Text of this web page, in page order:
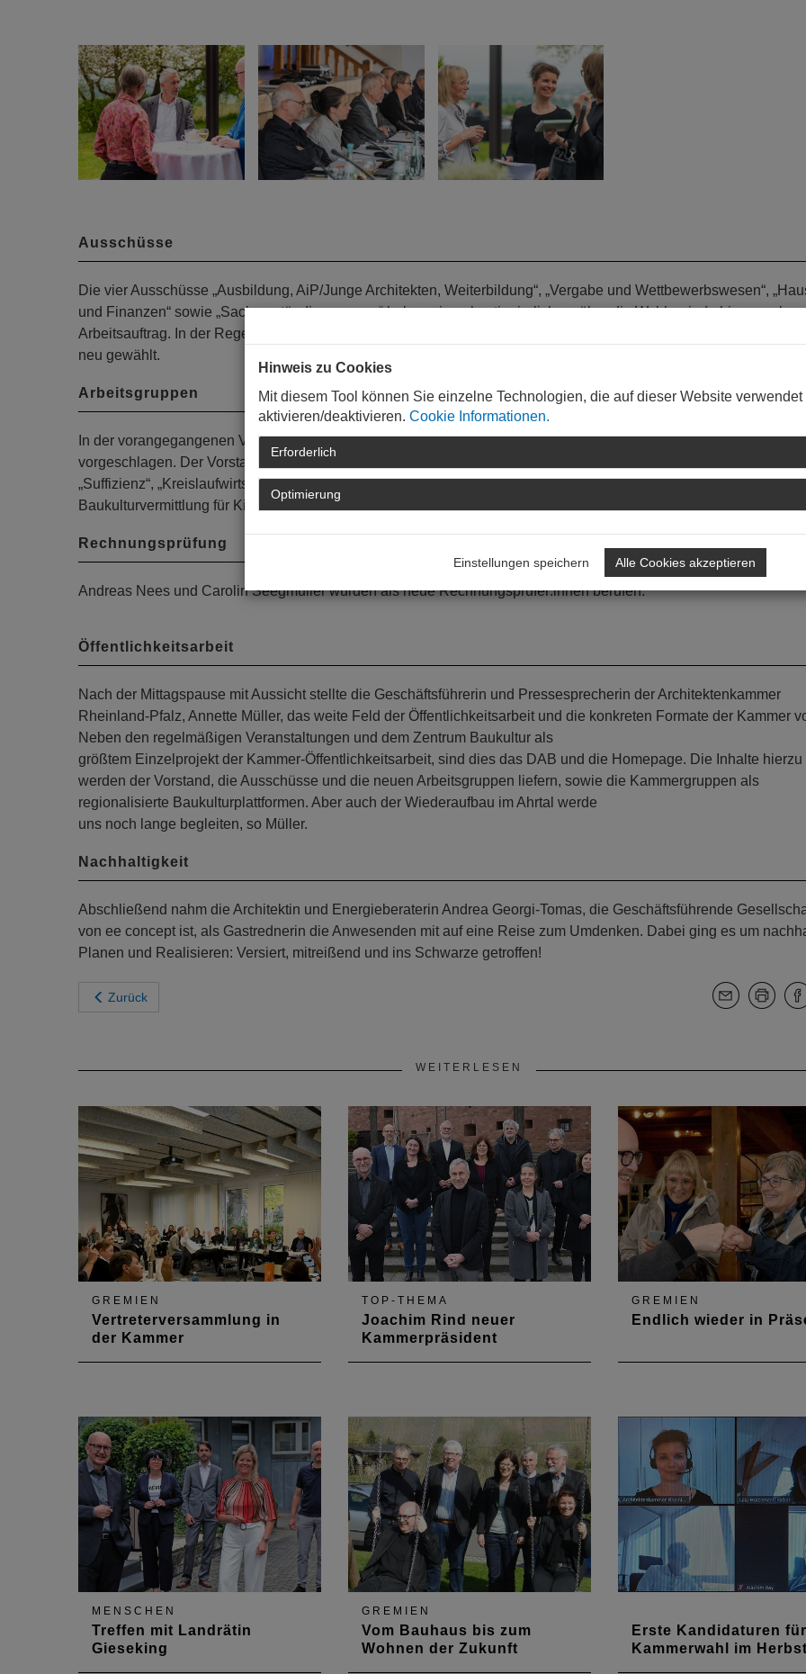
Ausschüsse
Die vier Ausschüsse „Ausbildung, AiP/Junge Architekten, Weiterbildung“, „Vergabe und Wettbewerbswesen“,
und Finanzen“ sowie „Sachverständigenwesen“ haben einen kontinuierlichen, über die Wahlperiode
Arbeitsauftrag. In der Regel kommen sie zweimal pro Jahr zusammen; ihre Mitglieder werden jedoch für jede
neu gewählt.
Arbeitsgruppen
In der vorangegangenen Vertreterversammlung hatten die Mitglieder Themen für die Arbeitsgruppen der X.
vorgeschlagen. Der Vorstand hatte diese während seiner Klausur strukturiert und zu fünf Gruppen
„Suffizienz“, „Kreislaufwirtschaft“, „Vernetzung Stadtplanung, Landschaftsplanung und Architektur“, „Netzwerk
Baukulturvermittlung für Kinder“ und „Sichtbarkeit von Architektinnen“.
Rechnungsprüfung
Andreas Nees und Carolin Seegmüller wurden als neue Rechnungsprüfer:innen berufen.
Öffentlichkeitsarbeit
Nach der Mittagspause mit Aussicht stellte die Geschäftsführerin und Pressesprecherin der Architektenkammer
Rheinland-Pfalz, Annette Müller, das weite Feld der Öffentlichkeitsarbeit und die konkreten Formate der Kammer
Neben den regelmäßigen Veranstaltungen und dem Zentrum Baukultur als
größtem Einzelprojekt der Kammer-Öffentlichkeitsarbeit, sind dies das DAB und die Homepage. Die Inhalte hierzu
werden der Vorstand, die Ausschüsse und die neuen Arbeitsgruppen liefern, sowie die Kammergruppen als
regionalisierte Baukulturplattformen. Aber auch der Wiederaufbau im Ahrtal werde
uns noch lange begleiten, so Müller.
Nachhaltigkeit
Abschließend nahm die Architektin und Energieberaterin Andrea Georgi-Tomas, die Geschäftsführende
von ee concept ist, als Gastrednerin die Anwesenden mit auf eine Reise zum Umdenken. Dabei ging es um
Planen und Realisieren: Versiert, mitreißend und ins Schwarze getroffen!
Zurück
WEITERLESEN
GREMIEN
Vertreterversammlung in
der Kammer
Landesgeschäftsstelle in Mainz
statt.
TOP-THEMA
Joachim Rind neuer
Kammerpräsident
der Architektenkammer
Rheinland-Pfalz mit
beeindruckender Mehrheit zum
neuen Präsidenten gewählt.
Ebenfalls neu: einer von beiden
Vizes und zwei Mitglieder…
GREMIEN
Endlich wieder in
Präsenzveranstaltung auf
Laubenheimer Höhe statt.
nahm den Haushalt und
Flutkatastrophe im Ahrtal
Blick
MENSCHEN
Treffen mit Landrätin
Gieseking
GREMIEN
Vom Bauhaus bis zum
Wohnen der Zukunft
Erste Kandidaturen
Kammerwahl im
Hinweis zu Cookies
Mit diesem Tool können Sie einzelne Technologien, die auf dieser Website verwendet
aktivieren/deaktivieren. Cookie Informationen.
Erforderlich
Optimierung
Einstellungen speichern Alle Cookies akzeptieren